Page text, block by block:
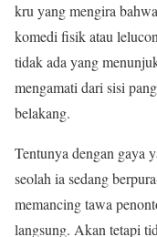
kru yang mengira
komedi fisik atau
tidak ada yang
mengamati dari sisi
belakang.
Tentunya dengan gaya
seolah ia sedang
memancing tawa
langsung. Akan tetapi